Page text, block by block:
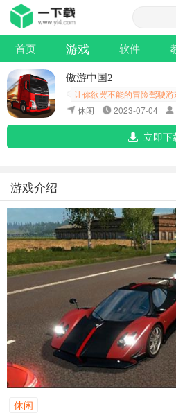
首页 游戏 软件
傲游中国2
让你欲罢不能的冒险驾驶游
休闲
2023-07-04
立即下
游戏介绍
休闲